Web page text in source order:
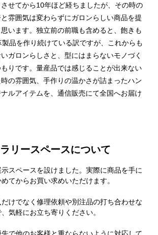
せてから10年ほど経ちましたが、その時の
雰囲気は変わらずにガロンらしい商品を提
います。独立前の前職も含めると、飽きも
品を作り続けている訳ですが、これからも
ガロンらしさと、型にはまらないモノづく
りです。量産品では感じることが出来ない
の雰囲気、手作りの温かさが詰まったハン
ナルアイテムを、通信販売にて全国へお届け
リースペースについて
スペースを設けました。実際に商品を手に
てからお買い求めいただけます。
けでなく修理依頼や別注品の打ち合わせな
気軽にお立ち寄りください。